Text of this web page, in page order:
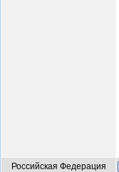
Российская Федерация